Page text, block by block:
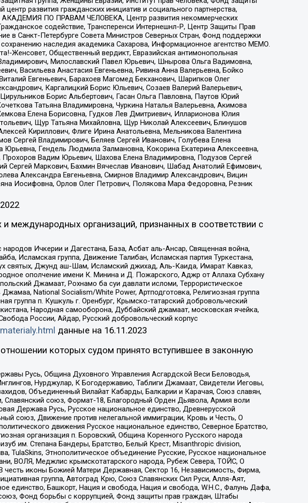
развития гражданских инициатив и социального партнерства,
АКАДЕМИЯ ПО ПРАВАМ ЧЕЛОВЕКА, Центр развития некоммерческих
содействие, Трансперенси Интернешнл-Р, Центр Защиты Прав
в Санкт-Петербурге Совета Министров Северных Стран, Фонд поддержки
наследия академика Сахарова, Информационное агентство МЕМО.
Женсовет, Общественный вердикт, Евразийская антимонопольная
Милославский Павел Юрьевич, Шнырова Ольга Вадимовна,
Васильева Анастасия Евгеньевна, Ривина Анна Валерьевна, Бойко
Евгеньевич, Барахоев Магомед Бекханович, Шарипков Олег
Каргалицкий Борис Юльевич, Созаев Валерий Валерьевич,
Борис Альбертович, Гасан Ольга Павловна, Паутов Юрий
Татьяна Владимировна, Чуркина Наталья Валерьевна, Акимова
Елена Борисовна, Гудков Лев Дмитриевич, Илларионова Юлия
Щур Татьяна Михайловна, Щур Николай Алексеевич, Блинушов
Кириллович, Флиге Ирина Анатольевна, Мельникова Валентина
Сергей Владимирович, Беляев Сергей Иванович, Голубева Елена
Юрьевна, Гендель Людмила Залмановна, Кокорина Екатерина Алексеевна,
Вадим Юрьевич, Шахова Елена Владимировна, Подузов Сергей
Сергей Маркович, Бахмин Вячеслав Иванович, Шабад Анатолий Ефимович,
Александра Евгеньевна, Смирнов Владимир Александрович, Вицин
Иосифовна, Орлов Олег Петрович, Полякова Мара Федоровна, Резник
международных организаций, признанных в соответствии с
Ичкерии и Дагестана, База, Асбат аль-Ансар, Священная война,
Исламская группа, Движение Талибан, Исламская партия Туркестана,
святых, Джунд аш-Шам, Исламский джихад, Аль-Каида, Имарат Кавказ,
ополчение имени К. Минина и Д. Пожарского, Аджр от Аллаха Субхану
Джамаат, Рохнамо ба суи давлати исломи, Террористическое
National Socialism/White Power, Артподготовка, Религиозная группа
группа п. Кушкуль г. Оренбург, Крымско-татарский добровольческий
Народная самооборона, Дуббайский джамаат, московская ячейка,
России, Айдар, Русский добровольческий корпус
данные на 16.11.2023
которых судом принято вступившее в законную
Русь, Община Духовного Управления Асгардской Веси Беловодья,
Нурджулар, К Богодержавию, Таблиги Джамаат, Свидетели Иеговы,
Объединенный Вилайат Кабарды, Балкарии и Карачая, Союз славян,
Славянский союз, Формат-18, Благородный Орден Дьявола, Армия воли
Держава Русь, Русское национальное единство, Древнерусской
союз, Движение против нелегальной иммиграции, Кровь и Честь, О
движения Русское национальное единство, Северное Братство,
организация п. Боровский, Община Коренного Русского народа
им. Степана Бандеры, Братство, Белый Крест, Misanthropic division,
TulaSkins, Этнополитическое объединение Русские, Русское национальное
ВОЛЯ, Меджлис крымскотатарского народа, Рубеж Севера, ТОЙС, О
иконы Божией Матери Державная, Сектор 16, Независимость, Фирма,
группа, Автоград Крю, Союз Славянских Сил Руси, Алля-Аят,
единство, Башкорт, Нация и свобода, Нация и свобода, W.H.С., Фалунь Дафа,
Фонд борьбы с коррупцией, Фонд защиты прав граждан, Штабы